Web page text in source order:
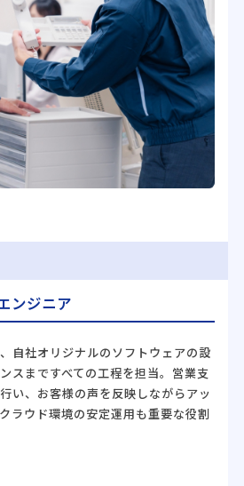
ンジニア
自社オリジナルのソフトウェアの設
スまですべての工程を担当。営業支
い、お客様の声を反映しながらアッ
ラウド環境の安定運用も重要な役割